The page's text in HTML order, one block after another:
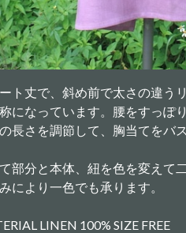
ト丈で、斜め前で太さの違う
になっています。腰をすっぽ
長さを調節して、胸当てをバ
部分と本体、紐を色を変えて
により一色でも承ります。
LINEN 100% SIZE FREE